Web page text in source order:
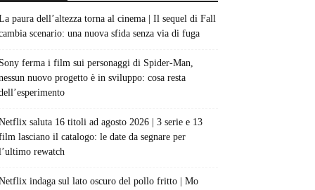
paura dell’altezza torna al cinema | Il sequel di Fall
scenario: una nuova sfida senza via di fuga
Sony ferma i film sui personaggi di Spider-Man,
nuovo progetto è in sviluppo: cosa resta
saluta 16 titoli ad agosto 2026 | 3 serie e 13
lasciano il catalogo: le date da segnare per
rewatch
indaga sul lato oscuro del pollo fritto | Mo